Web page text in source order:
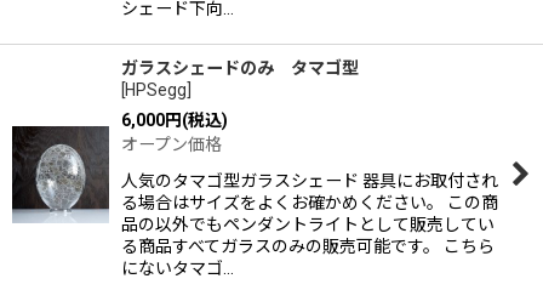
シェード下向…
ガラスシェードのみ タマゴ型
[HPSegg
6,000円(税込)
オープン価格
人気のタマゴ型ガラスシェード 器具にお取付され
る場合はサイズをよくお確かめください。 この商
品の以外でもペンダントライトとして販売してい
る商品すべてガラスのみの販売可能です。 こちら
にないタマゴ…